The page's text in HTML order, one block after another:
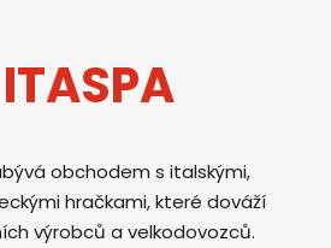
ITASPA
obchodem s italskými,
hračkami, které dováží
výrobců a velkodovozců.